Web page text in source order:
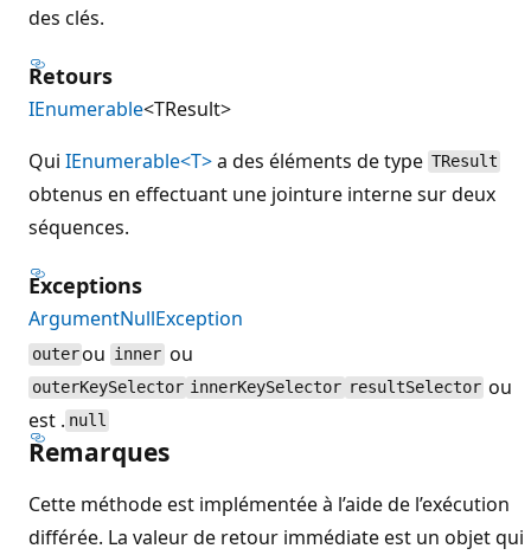
des clés.
Retours
IEnumerable<TResult>
Qui IEnumerable<T>a des éléments de type TResult
obtenus en effectuant une jointure interne sur deux
séquences.
Exceptions
ArgumentNullException
outerou innerou
outerKeySelector innerKeySelector resultSelector ou
est . null
Remarques
Cette méthode est implémentée à l’aide de l’exécution
différée. La valeur de retour immédiate est un objet qui